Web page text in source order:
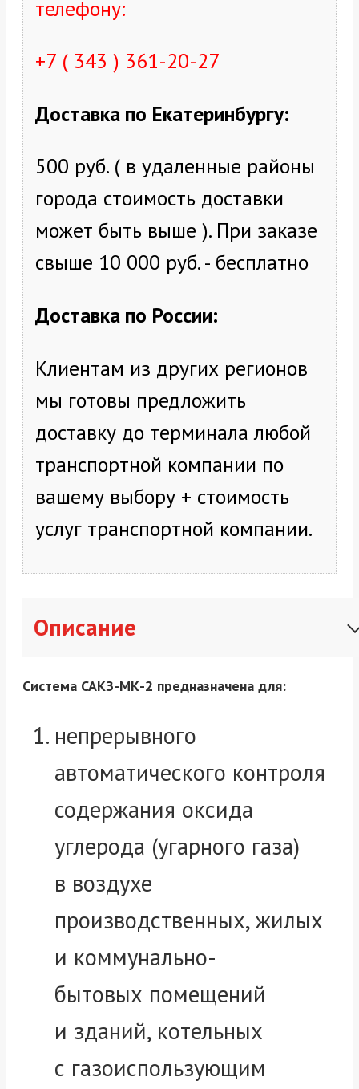
телефону:
+7 ( 343 ) 361-20-27
Доставка по Екатеринбургу:
500 руб. ( в удаленные районы
города стоимость доставки
может быть выше ). При заказе
свыше 10 000 руб. - бесплатно
Доставка по России:
Клиентам из других регионов
мы готовы предложить
доставку до терминала любой
транспортной компании по
вашему выбору + стоимость
услуг транспортной компании.
Описание
Система САКЗ-МК-2 предназначена для:
непрерывного
автоматического контроля
содержания оксида
углерода (угарного газа)
в воздухе
производственных, жилых
и коммунально-
бытовых помещений
и зданий, котельных
с газоиспользующим